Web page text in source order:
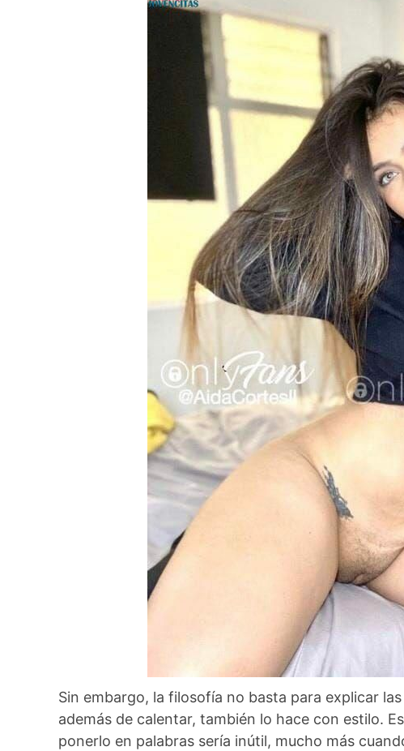
Sin embargo, la filosofía no basta para explicar
además de calentar, también lo hace con estilo.
ponerlo en palabras sería inútil, mucho más